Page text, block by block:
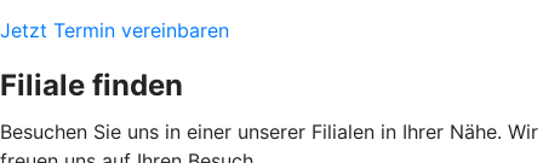
Jetzt Termin vereinbaren
Filiale finden
Besuchen Sie uns in einer unserer Filialen in Ihrer Nähe. Wir